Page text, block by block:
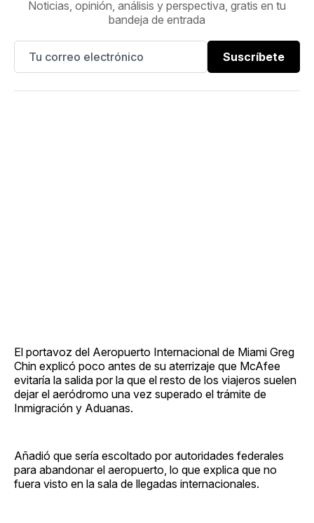
Noticias, opinión, análisis y perspectiva, gratis en tu
bandeja de entrada
Suscríbete
El portavoz del Aeropuerto Internacional de Miami Greg
Chin explicó poco antes de su aterrizaje que McAfee
evitaría la salida por la que el resto de los viajeros suelen
dejar el aeródromo una vez superado el trámite de
Inmigración y Aduanas.
Añadió que sería escoltado por autoridades federales
para abandonar el aeropuerto, lo que explica que no
fuera visto en la sala de llegadas internacionales.